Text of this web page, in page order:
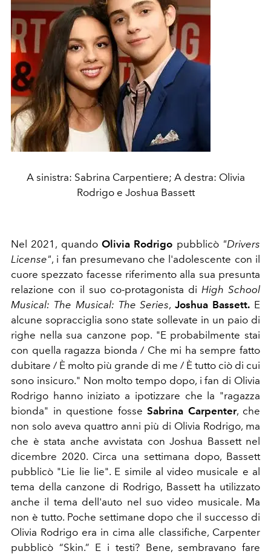
A sinistra: Sabrina Carpentiere; A destra: Olivia
Rodrigo e Joshua Bassett
Nel 2021, quando Olivia Rodrigo pubblicò "Drivers
License", i fan presumevano che l'adolescente con il
cuore spezzato facesse riferimento alla sua presunta
relazione con il suo co-protagonista di High School
Musical: The Musical: The Series,Joshua Bassett. E
alcune sopracciglia sono state sollevate in un paio di
righe nella sua canzone pop. "E probabilmente stai
con quella ragazza bionda / Che mi ha sempre fatto
dubitare / È molto più grande di me / È tutto ciò di cui
sono insicuro." Non molto tempo dopo, i fan di Olivia
Rodrigo hanno iniziato a ipotizzare che la "ragazza
bionda" in questione fosse Sabrina Carpenter, che
non solo aveva quattro anni più di Olivia Rodrigo, ma
che è stata anche avvistata con Joshua Bassett nel
dicembre 2020. Circa una settimana dopo, Bassett
pubblicò "Lie lie lie". E simile al video musicale e al
tema della canzone di Rodrigo, Bassett ha utilizzato
anche il tema dell'auto nel suo video musicale. Ma
non è tutto. Poche settimane dopo che il successo di
Olivia Rodrigo era in cima alle classifiche, Carpenter
pubblicò “Skin.” E i testi? Bene, sembravano fare